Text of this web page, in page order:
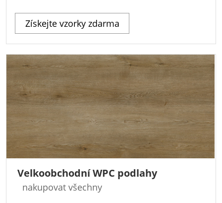
Získejte vzorky zdarma
Velkoobchodní WPC podlahy
nakupovat všechny